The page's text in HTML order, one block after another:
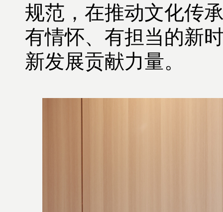
规范，在推动文化传
有情怀、有担当的新
新发展贡献力量。